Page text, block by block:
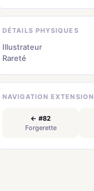
DÉTAILS PHYSIQUES
Illustrateur
Rareté
NAVIGATION EXTENSION
← #82
Forgerette